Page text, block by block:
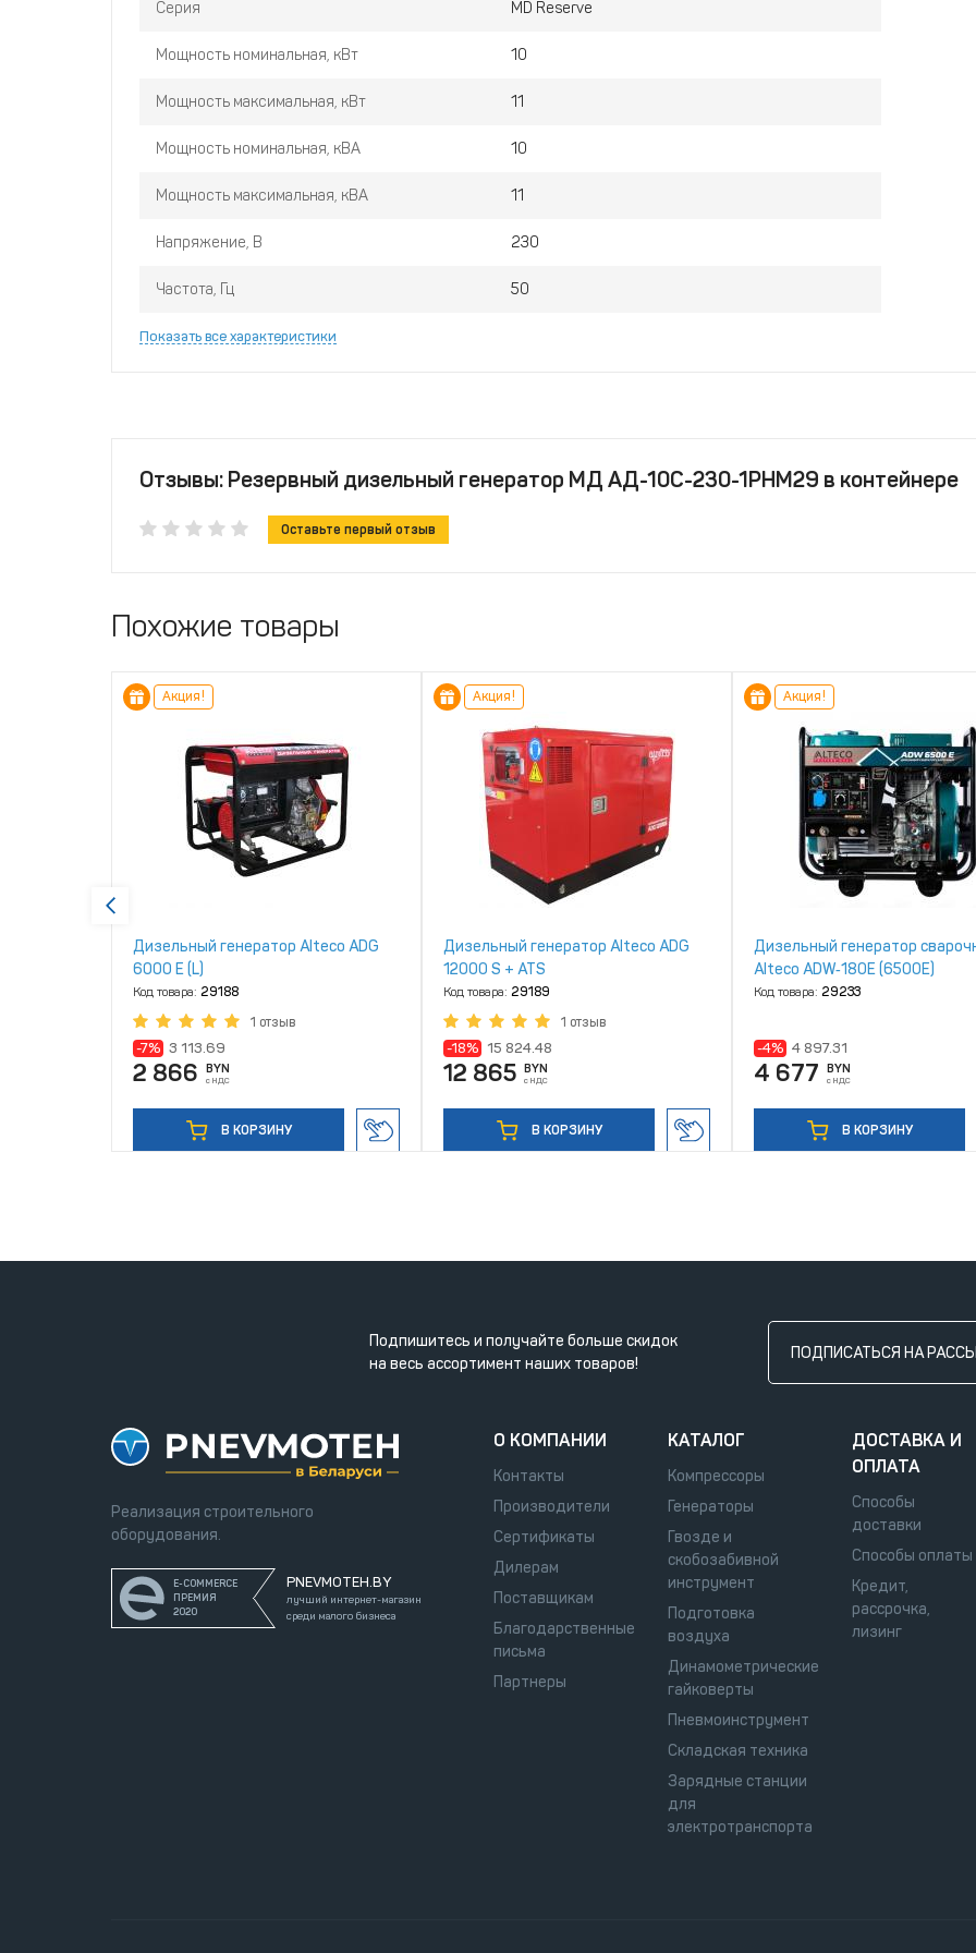
объёмом цилиндров
, имеющий хорошо зарекомендовавшую себя, отработанную и простую
обеспечивает беспроблемную эксплуатацию станции при внешних температурах от
Эксклюзивный поставщик дизельных генераторов Mitsudiesel - компания
сервисное обслуживание в России, Беларуси, Казахстане, Армении, Кыргызстане, Узбекистане,
Серия MD Reserve
Мощность номинальная, кВт 10
Мощность максимальная, кВт 11
Мощность номинальная, кВА 10
Мощность максимальная, кВА 11
Напряжение, В 230
Частота, Гц 50
Показать все характеристики
Отзывы: Резервный дизельный генератор МД АД-10С-230-1РНМ29 в контейнере
Оставьте первый отзыв
Похожие товары
Акция!
Дизельный генератор Alteco ADG
6000 Е (L)
Код товара: 29188
1 отзыв
-7% 3 113.69
2 866 BYN
с НДС
В КОРЗИНУ
Акция!
Дизельный генератор Alteco ADG
12000 S + ATS
Код товара: 29189
1 отзыв
-18% 15 824.48
12 865 BYN
с НДС
В КОРЗИНУ
Акция!
Дизельный генератор
Alteco ADW‑180E (6500Е)
Код товара: 29233
-4% 4 897.31
4 677 BYN
с НДС
В КОРЗИНУ
Подпишитесь и получайте больше скидок
на весь ассортимент наших товаров!
ПОДПИСАТЬСЯ НА
Реализация строительного
оборудования.
E-COMMERCE
ПРЕМИЯ
2020
PNEVMOTEH.BY
лучший интернет-магазин
среди малого бизнеса
О КОМПАНИИ
Контакты
Производители
Сертификаты
Дилерам
Поставщикам
Благодарственные
письма
Партнеры
КАТАЛОГ
Компрессоры
Генераторы
Гвозде и
скобозабивной
инструмент
Подготовка
воздуха
Динамометрические
гайковерты
Пневмоинструмент
Складская техника
Зарядные станции
для
электротранспорта
ДОСТАВКА И
ОПЛАТА
Способы
доставки
Способы оплаты
Кредит,
рассрочка,
лизинг